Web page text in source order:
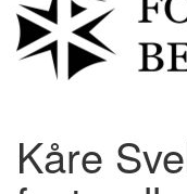
Kåre